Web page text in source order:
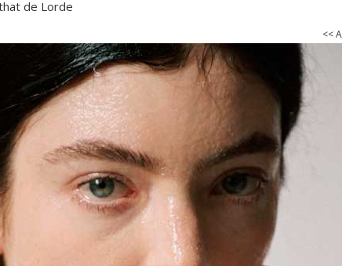
de Lorde
<<